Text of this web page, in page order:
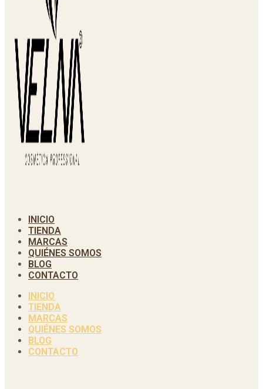
INICIO
TIENDA
MARCAS
QUIÉNES SOMOS
BLOG
CONTACTO
INICIO
TIENDA
MARCAS
QUIÉNES SOMOS
BLOG
CONTACTO